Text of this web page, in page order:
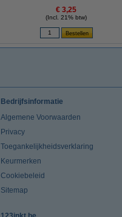
€ 3,25
(Incl. 21% btw)
Bedrijfsinformatie
Algemene Voorwaarden
Privacy
Toegankelijkheidsverklaring
Keurmerken
Cookiebeleid
Sitemap